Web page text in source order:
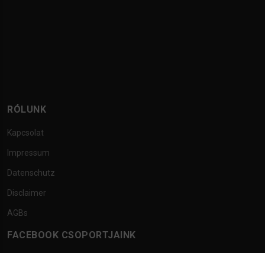
RÓLUNK
Kapcsolat
Impressum
Datenschutz
Disclaimer
AGBs
FACEBOOK CSOPORTJAINK